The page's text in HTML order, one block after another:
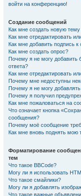
войти на конференцию!
Создание сообщений
Как мне создать новую
Как мне отредактировать
Как мне добавить подпись
Как мне создать опрос?
Почему я не могу добавить
ответа?
Как мне отредактировать
Почему мне недоступны
Почему я не могу
Почему я получил
Как мне пожаловаться на
Что означает кнопка
сообщения?
Почему моё сообщение
Как мне вновь поднять мою
Форматирование
тем
Что такое BBCode?
Могу ли я использовать
Что такое смайлики?
Могу ли я добавлять
Что такое важные